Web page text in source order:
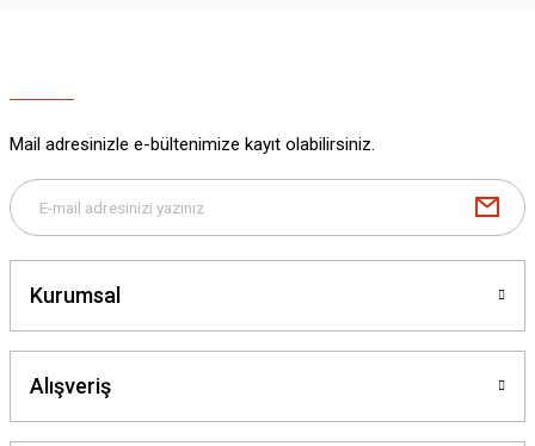
Bu ürüne benzer farklı alternatifler olmalı.
Mail adresinizle e-bültenimize kayıt olabilirsiniz.
Kurumsal
Alışveriş